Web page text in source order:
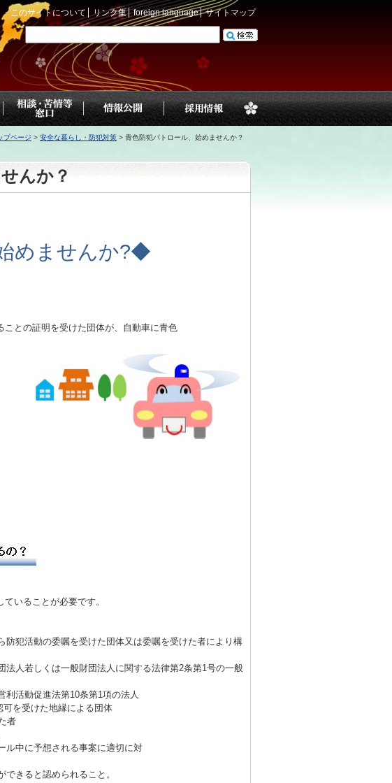
このサイトについて リンク集 foreign language サイトマップ
プページ > 安全な暮らし・防犯対策 > 青色防犯パトロール、始めませんか？
んか？
めませんか?◆
との証明を受けた団体が、自動車に青色
いることが必要です。
犯活動の委嘱を受けた団体又は委嘱を受けた者により構
人若しくは一般財団法人に関する法律第2条第1号の一般
利活動促進法第10条第1項の法人
を受けた地縁による団体
者
ル中に予想される事案に適切に対
きると認められること。